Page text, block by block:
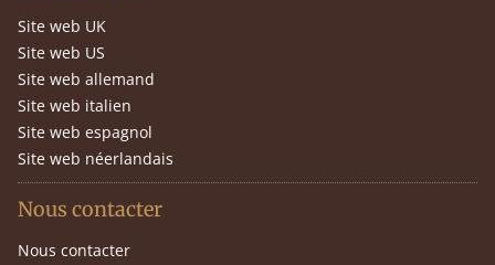
Site web UK
Site web US
Site web allemand
Site web italien
Site web espagnol
Site web néerlandais
Nous contacter
Nous contacter